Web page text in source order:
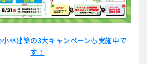
林建築の3大キャンペーンも実施中で
す！